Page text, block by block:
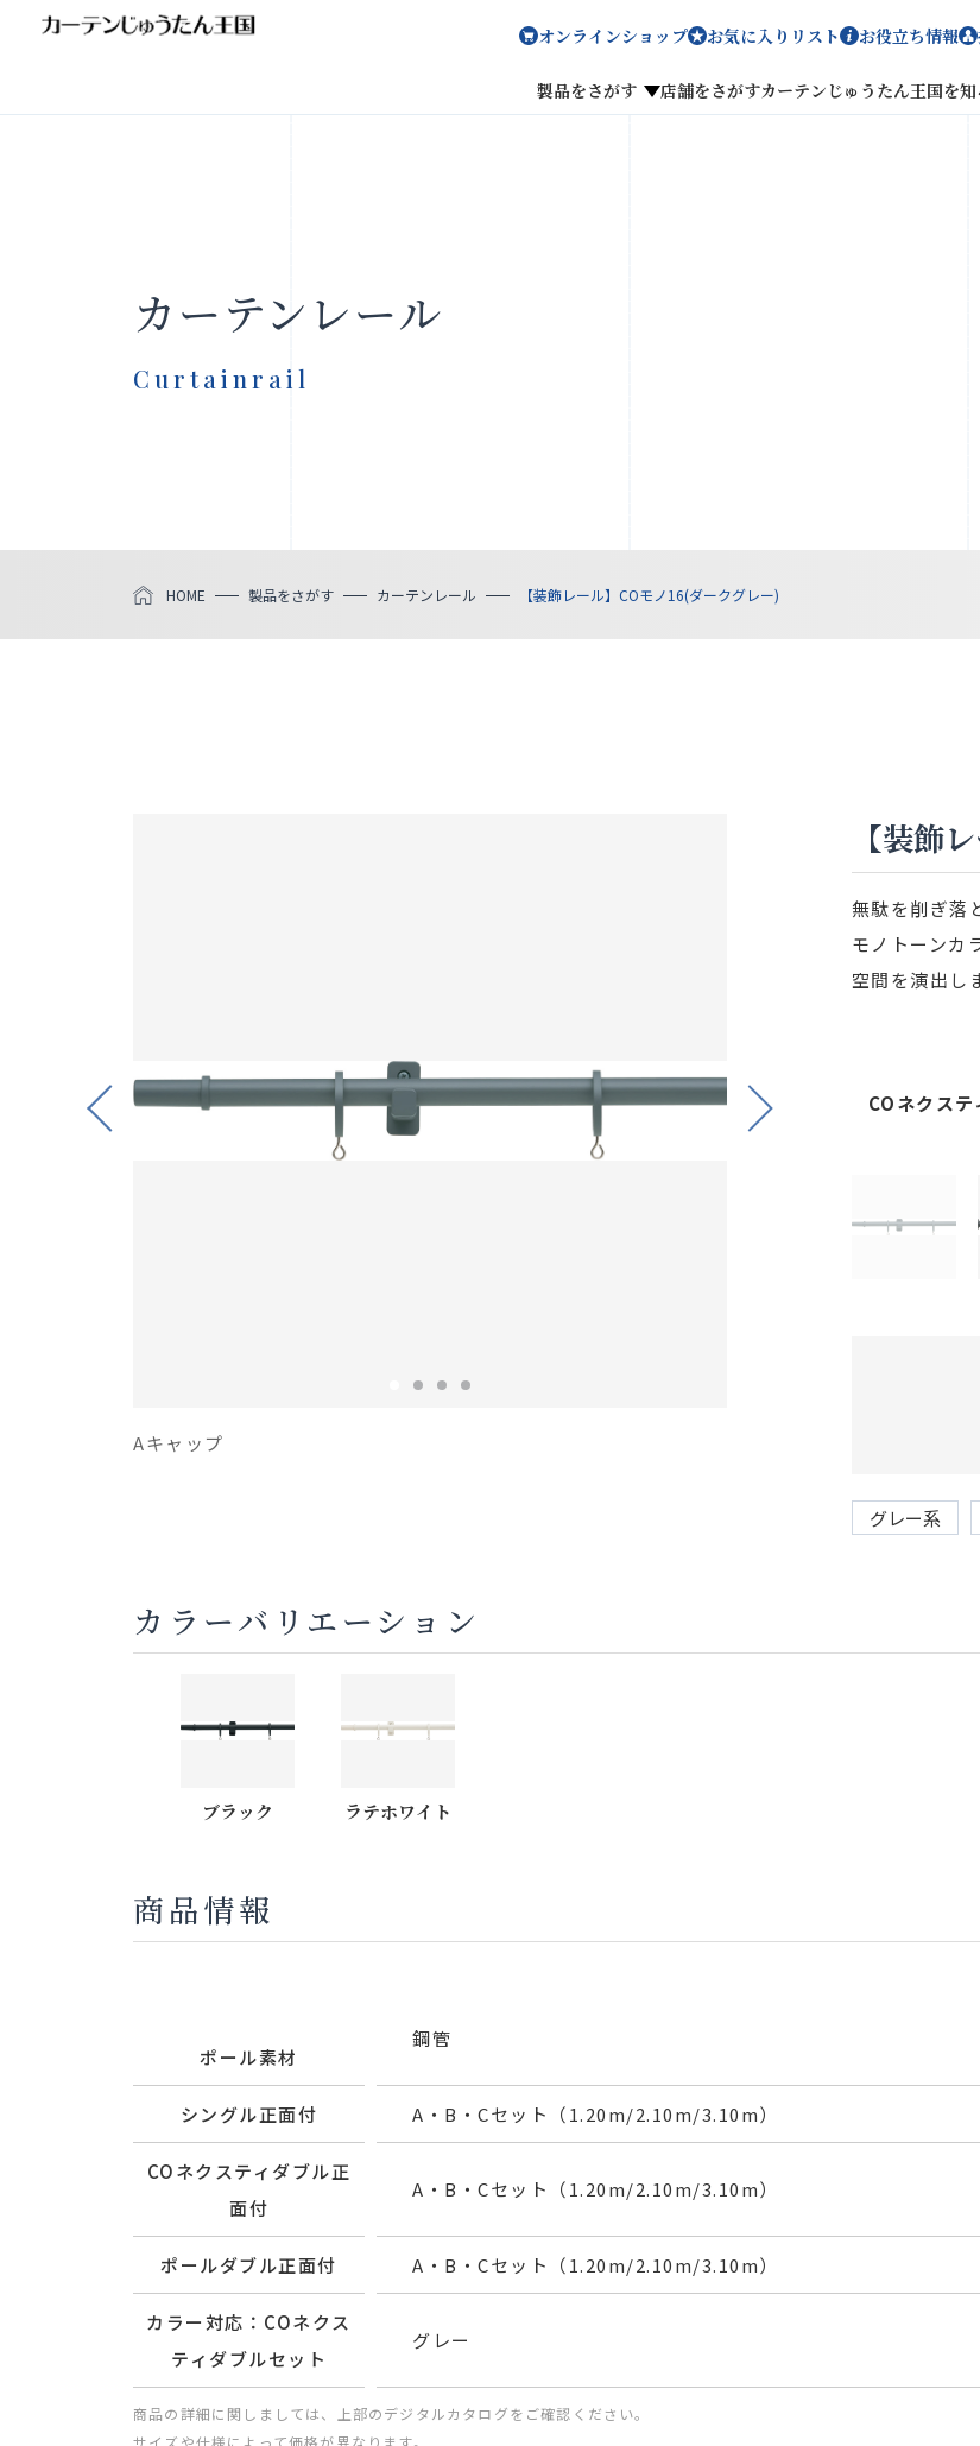
オンラインショップ お気に入りリスト お役立ち情報
製品をさがす 店舗をさがすカーテンじゅうたん王国を知
製品をさがす
カーテンレール
Curtainrail
HOME 製品をさがす カーテンレール 【装飾レール】COモノ16(ダークグレー)
Previous Next
Aキャップ
【装飾
無駄を削ぎ落
モノトーンカ
空間を演出し
COネクステ
グレー系
カラーバリエーション
ブラック ラテホワイト
商品情報
ポール素材
鋼管
シングル正面付 A・B・Cセット（1.20m/2.10m/3.10m）
COネクスティダブル正
面付
A・B・Cセット（1.20m/2.10m/3.10m）
ポールダブル正面付 A・B・Cセット（1.20m/2.10m/3.10m）
カラー対応：COネクス
ティダブルセット
グレー
商品の詳細に関しましては、上部のデジタルカタログをご確認ください。
サイズや仕様によって価格が異なります。